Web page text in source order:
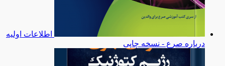
اطلاعات اولیه
درباره صرع - نسخه چاپی